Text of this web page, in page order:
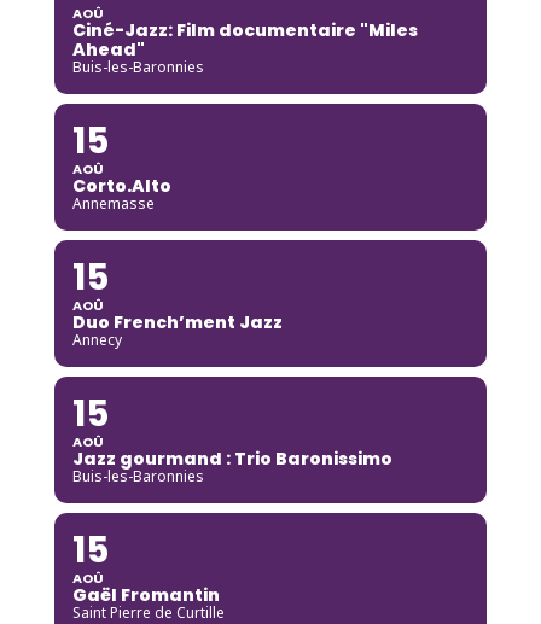
AOÛ
Ciné-Jazz: Film documentaire "Miles
Ahead"
Buis-les-Baronnies
15
AOÛ
Corto.Alto
Annemasse
15
AOÛ
Duo French’ment Jazz
Annecy
15
AOÛ
Jazz gourmand : Trio Baronissimo
Buis-les-Baronnies
15
AOÛ
Gaël Fromantin
Saint Pierre de Curtille